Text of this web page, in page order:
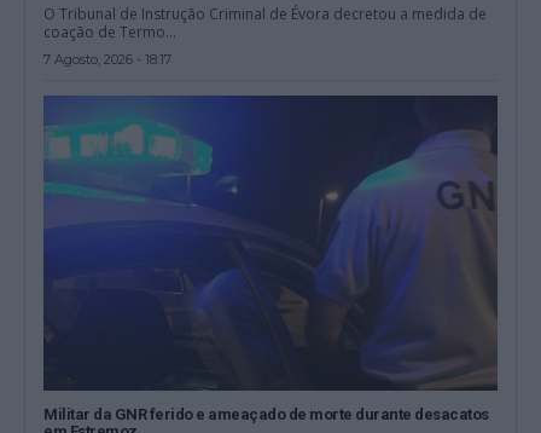
O Tribunal de Instrução Criminal de Évora decretou a medida de
coação de Termo...
7 Agosto, 2026 - 18:17
Militar da GNR ferido e ameaçado de morte durante desacatos